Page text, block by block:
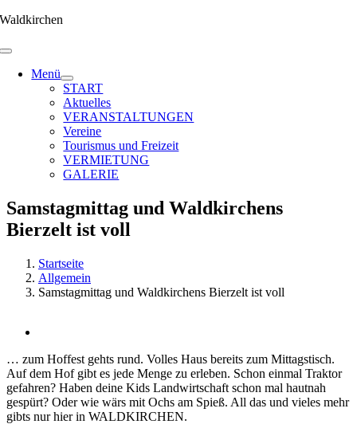
Zum
springen
Waldkirchen
Menü
START
Aktuelles
VERANSTALTUNGEN
Vereine
Tourismus und Freizeit
VERMIETUNG
GALERIE
Samstagmittag und Waldkirchens
Bierzelt ist voll
Startseite
Allgemein
Samstagmittag und Waldkirchens Bierzelt ist voll
Bild
… zum Hoffest gehts rund. Volles Haus bereits zum Mittagstisch.
Auf dem Hof gibt es jede Menge zu erleben. Schon einmal Traktor
gefahren? Haben deine Kids Landwirtschaft schon mal hautnah
gespürt? Oder wie wärs mit Ochs am Spieß. All das und vieles mehr
gibts nur hier in WALDKIRCHEN.